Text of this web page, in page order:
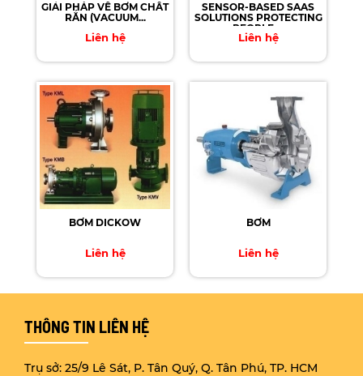
GIẢI PHÁP VỀ BƠM CHẤT
RẮN (VACUUM...
Liên hệ
SENSOR-BASED SAAS
SOLUTIONS PROTECTING
PEOPLE,...
Liên hệ
BƠM DICKOW
Liên hệ
BƠM
Liên hệ
THÔNG TIN LIÊN HỆ
Trụ sở: 25/9 Lê Sát, P. Tân Quý, Q. Tân Phú, TP. HCM